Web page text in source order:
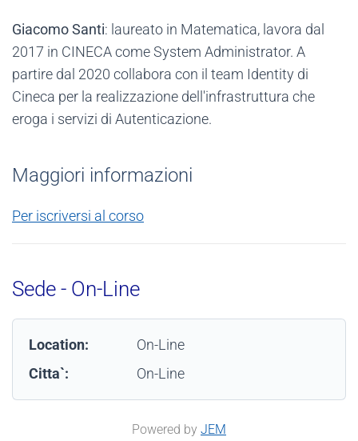
Giacomo Santi: laureato in Matematica, lavora dal
2017 in CINECA come System Administrator. A
partire dal 2020 collabora con il team Identity di
Cineca per la realizzazione dell'infrastruttura che
eroga i servizi di Autenticazione.
Maggiori informazioni
Per iscriversi al corso
Sede - On-Line
Location:
On-Line
Citta`:
On-Line
Powered by JEM